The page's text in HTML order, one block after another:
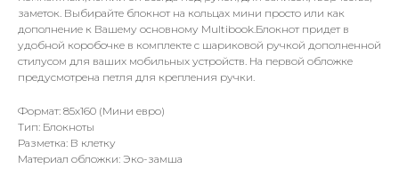
заметок. Выбирайте блокнот на кольцах мини просто или как
дополнение к Вашему основному Multibook.Блокнот придет в
удобной коробочке в комплекте c шариковой ручкой дополненной
стилусом для ваших мобильных устройств. На первой обложке
предусмотрена петля для крепления ручки.
Формат: 85х160 (Мини евро)
Тип: Блокноты
Разметка: В клетку
Материал обложки: Эко-замша